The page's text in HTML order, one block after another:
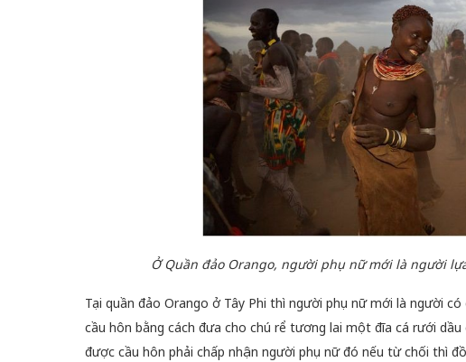
Ở Quần đảo Orango, người phụ nữ mới là người
Tại quần đảo Orango ở Tây Phi thì người phụ nữ mới là người
cầu hôn bằng cách đưa cho chú rể tương lai một đĩa cá rưới
được cầu hôn phải chấp nhận người phụ nữ đó nếu từ chối thì